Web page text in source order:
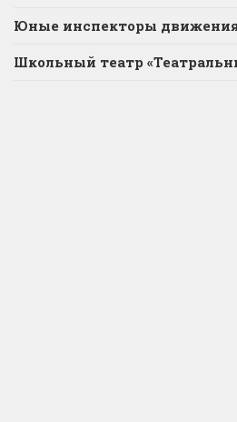
Юные инспекторы
Школьный театр